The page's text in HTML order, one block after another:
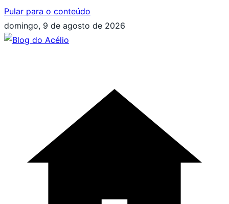
Pular para o conteúdo
domingo, 9 de agosto de 2026